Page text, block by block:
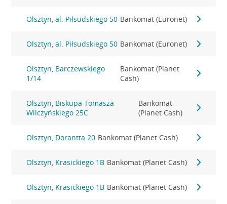
Olsztyn, al. Piłsudskiego 50 Bankomat (Euronet)
Olsztyn, al. Piłsudskiego 50 Bankomat (Euronet)
Olsztyn, Barczewskiego
1/14
Bankomat (Planet
Cash)
Olsztyn, Biskupa Tomasza
Wilczyńskiego 25C
Bankomat
(Planet Cash)
Olsztyn, Dorantta 20 Bankomat (Planet Cash)
Olsztyn, Krasickiego 1B Bankomat (Planet Cash)
Olsztyn, Krasickiego 1B Bankomat (Planet Cash)